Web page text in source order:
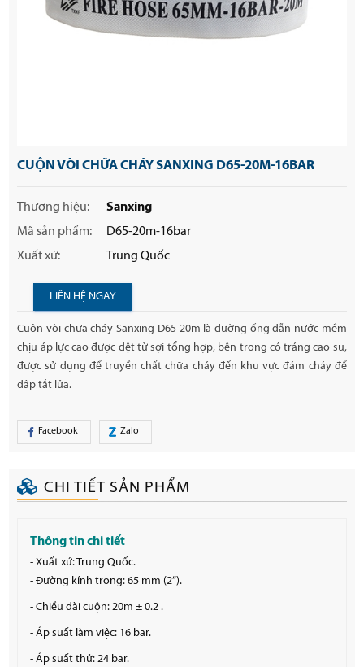
CUỘN VÒI CHỮA CHÁY SANXING D65-20M-16BAR
Thương hiệu:
Sanxing
Mã sản phẩm:
D65-20m-16bar
Xuất xứ:
Trung Quốc
LIÊN HỆ NGAY
Cuộn vòi chữa cháy Sanxing D65-20m là đường ống dẫn nước mềm
chịu áp lực cao được dệt từ sợi tổng hợp, bên trong có tráng cao su,
được sử dụng để truyền chất chữa cháy đến khu vực đám cháy để
dập tắt lửa.
Facebook Zalo
CHI TIẾT SẢN PHẨM
Thông tin chi tiết
- Xuất xứ: Trung Quốc.
- Đường kính trong: 65 mm (2”).
- Chiều dài cuộn: 20m ± 0.2 .
- Áp suất làm việc: 16 bar.
- Áp suất thử: 24 bar.